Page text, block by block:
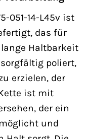
051-14-L45v ist
das für
Haltbarkeit
poliert,
erzielen, der
ist mit
der ein
und